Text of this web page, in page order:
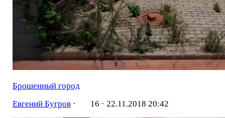
Брошенный город
Евгений Бугров· 16 · 22.11.2018 20:42